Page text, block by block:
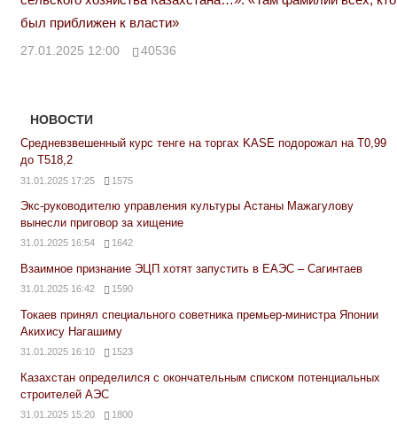
был приближен к власти»
27.01.2025 12:00 40536
НОВОСТИ
Средневзвешенный курс тенге на торгах KASE подорожал на Т0,99
до Т518,2
31.01.2025 17:25 1575
Экс-руководителю управления культуры Астаны Мажагулову
вынесли приговор за хищение
31.01.2025 16:54 1642
Взаимное признание ЭЦП хотят запустить в ЕАЭС – Сагинтаев
31.01.2025 16:42 1590
Токаев принял специального советника премьер-министра Японии
Акихису Нагашиму
31.01.2025 16:10 1523
Казахстан определился с окончательным списком потенциальных
строителей АЭС
31.01.2025 15:20 1800